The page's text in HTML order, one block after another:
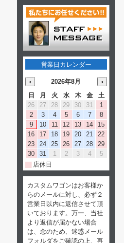
営業日カレンダー
‹ 2026年8月
›
日
月 火 水 木 金
土
26
27 28 29 30 31
1
2
3 4 5 6 7
8
9
10 11 12 13 14
15
16
17 18 19 20 21
22
23
24 25 26 27 28
29
30
31 1 2 3 4
5
店休日
カスタムワゴンはお客様か
らのメールに対し、必ず２
営業日以内に返信させて頂
いております。万一、当社
より返信が届かない場合
は、念のため、迷惑メール
フォルダをご確認の上、再